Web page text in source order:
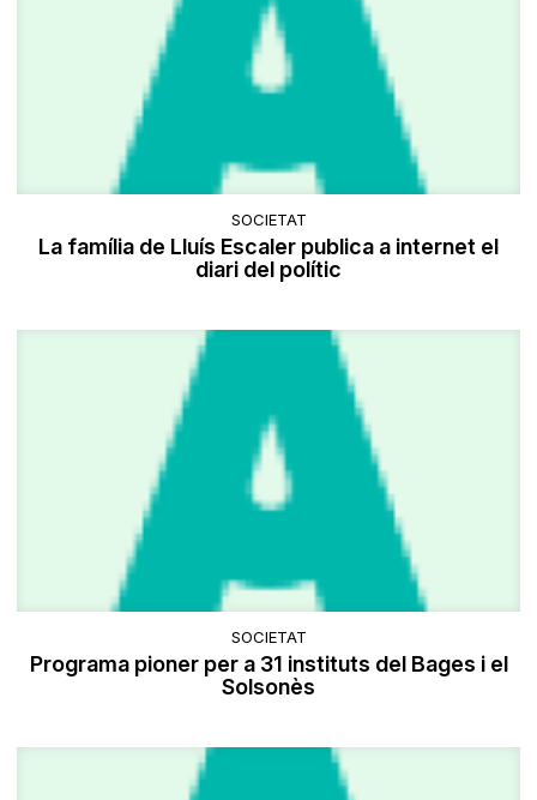
SOCIETAT
La família de Lluís Escaler publica a internet el
diari del polític
SOCIETAT
Programa pioner per a 31 instituts del Bages i el
Solsonès